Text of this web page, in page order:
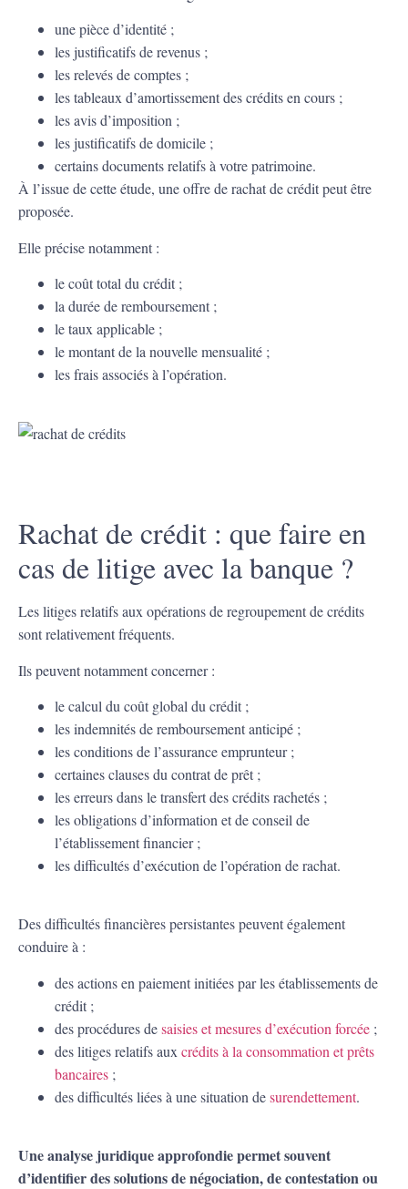
une pièce d’identité ;
les justificatifs de revenus ;
les relevés de comptes ;
les tableaux d’amortissement des crédits en cours ;
les avis d’imposition ;
les justificatifs de domicile ;
certains documents relatifs à votre patrimoine.
À l’issue de cette étude, une offre de rachat de crédit peut être
proposée.
Elle précise notamment :
le coût total du crédit ;
la durée de remboursement ;
le taux applicable ;
le montant de la nouvelle mensualité ;
les frais associés à l’opération.
Rachat de crédit : que faire en
cas de litige avec la banque ?
Les litiges relatifs aux opérations de regroupement de crédits
sont relativement fréquents.
Ils peuvent notamment concerner :
le calcul du coût global du crédit ;
les indemnités de remboursement anticipé ;
les conditions de l’assurance emprunteur ;
certaines clauses du contrat de prêt ;
les erreurs dans le transfert des crédits rachetés ;
les obligations d’information et de conseil de
l’établissement financier ;
les difficultés d’exécution de l’opération de rachat.
Des difficultés financières persistantes peuvent également
conduire à :
des actions en paiement initiées par les établissements de
crédit ;
des procédures desaisies et mesures d’exécution forcée ;
des litiges relatifs aux crédits à la consommation et prêts
bancaires ;
des difficultés liées à une situation desurendettement.
Une analyse juridique approfondie permet souvent
d’identifier des solutions de négociation, de contestation ou